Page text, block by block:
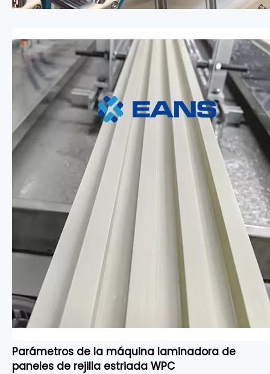
Parámetros de la máquina laminadora de
paneles de rejilla estriada WPC